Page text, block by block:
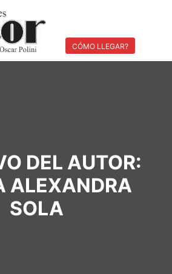
CÓMO LLEGAR?
DEL AUTOR:
ALEXANDRA
SOLA